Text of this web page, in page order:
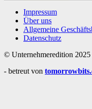
Impressum
Über uns
Allgemeine
Datenschutz
© Unternehmeredition
- betreut von